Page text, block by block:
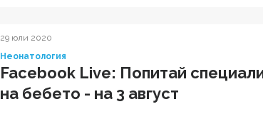
29 юли 2020
Неонатология
Facebook Live: Попитай
на бебето - на 3 август